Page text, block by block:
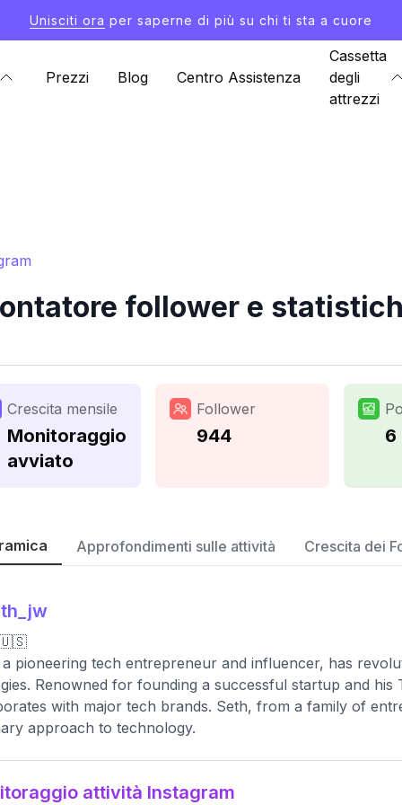
Unisciti ora per saperne di più su chi ti sta a cuore
Prezzi Blog Centro Assistenza
Cassetta
degli
attrezzi
follower e
Crescita mensile
Monitoraggio
avviato
Follower
944 6
Approfondimenti sulle attività Crescita dei
🇺🇸
pioneering tech entrepreneur and influencer, has
Renowned for founding a successful startup and his
with major tech brands. Seth, from a family of
approach to technology.
attività Instagram